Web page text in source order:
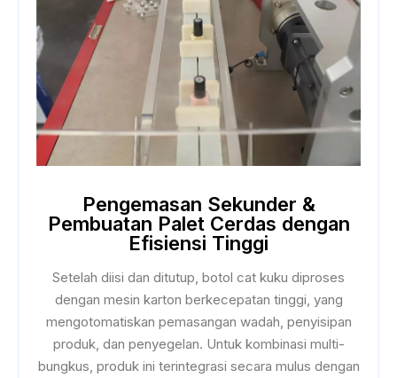
Pengemasan Sekunder &
Pembuatan Palet Cerdas dengan
Efisiensi Tinggi
Setelah diisi dan ditutup, botol cat kuku diproses
dengan mesin karton berkecepatan tinggi, yang
mengotomatiskan pemasangan wadah, penyisipan
produk, dan penyegelan. Untuk kombinasi multi-
bungkus, produk ini terintegrasi secara mulus dengan